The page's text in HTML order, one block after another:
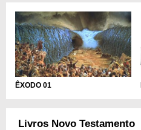
ÊXODO 01
Livros Novo Testamento